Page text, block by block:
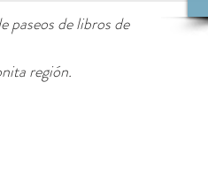
paseos de libros de
región.